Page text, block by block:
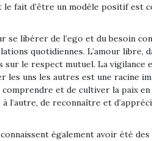
le fait d’être un modèle positif est
libérer de l’ego et du besoin
quotidiennes. L’amour libre,
le respect mutuel. La vigilance
les uns les autres est une racine
et de cultiver la paix en
l’autre, de reconnaître et
également avoir été des